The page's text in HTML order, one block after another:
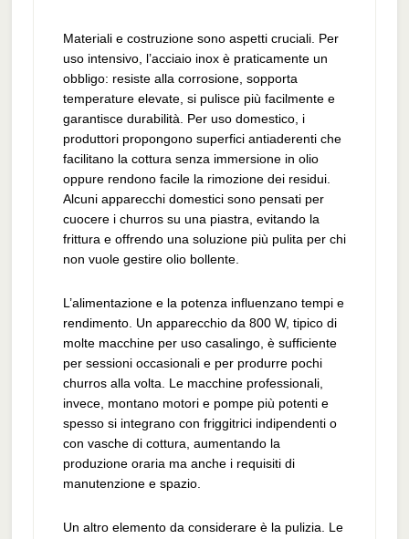
Materiali e costruzione sono aspetti cruciali. Per
uso intensivo, l’acciaio inox è praticamente un
obbligo: resiste alla corrosione, sopporta
temperature elevate, si pulisce più facilmente e
garantisce durabilità. Per uso domestico, i
produttori propongono superfici antiaderenti che
facilitano la cottura senza immersione in olio
oppure rendono facile la rimozione dei residui.
Alcuni apparecchi domestici sono pensati per
cuocere i churros su una piastra, evitando la
frittura e offrendo una soluzione più pulita per chi
non vuole gestire olio bollente.
L’alimentazione e la potenza influenzano tempi e
rendimento. Un apparecchio da 800 W, tipico di
molte macchine per uso casalingo, è sufficiente
per sessioni occasionali e per produrre pochi
churros alla volta. Le macchine professionali,
invece, montano motori e pompe più potenti e
spesso si integrano con friggitrici indipendenti o
con vasche di cottura, aumentando la
produzione oraria ma anche i requisiti di
manutenzione e spazio.
Un altro elemento da considerare è la pulizia. Le